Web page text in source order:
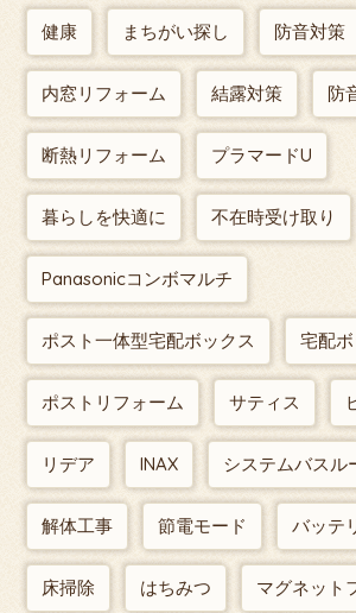
健康 まちがい探し 防音対策
内窓リフォーム 結露対策 防
断熱リフォーム プラマードU
暮らしを快適に 不在時受け取り
Panasonicコンボマルチ
ポスト一体型宅配ボックス 宅配
ポストリフォーム サティス
リデア INAX システムバスル
解体工事 節電モード バッテ
床掃除 はちみつ マグネット